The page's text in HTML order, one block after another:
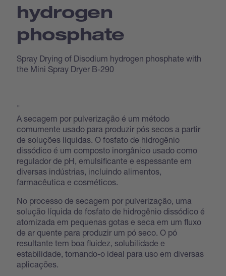
hydrogen
phosphate
Spray Drying of Disodium hydrogen phosphate with
the Mini Spray Dryer B-290
"
A secagem por pulverização é um método
comumente usado para produzir pós secos a partir
de soluções líquidas. O fosfato de hidrogênio
dissódico é um composto inorgânico usado como
regulador de pH, emulsificante e espessante em
diversas indústrias, incluindo alimentos,
farmacêutica e cosméticos.
No processo de secagem por pulverização, uma
solução líquida de fosfato de hidrogênio dissódico é
atomizada em pequenas gotas e seca em um fluxo
de ar quente para produzir um pó seco. O pó
resultante tem boa fluidez, solubilidade e
estabilidade, tornando-o ideal para uso em diversas
aplicações.